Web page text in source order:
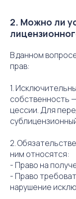
2. Можно ли
В данном
прав:
1.
собственность
цессии. Для
2.
ним относятся:
- Право на
- Право
нарушение